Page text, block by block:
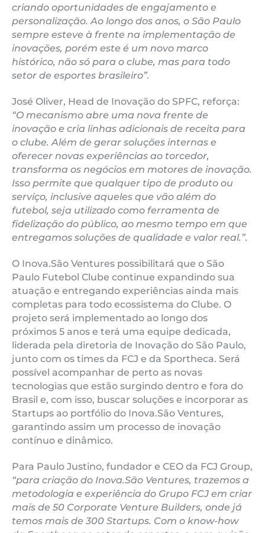
criando oportunidades de engajamento e
personalização. Ao longo dos anos, o São Paulo
sempre esteve à frente na implementação de
inovações, porém este é um novo marco
histórico, não só para o clube, mas para todo
setor de esportes brasileiro”.
José Oliver, Head de Inovação do SPFC, reforça:
“O mecanismo abre uma nova frente de
inovação e cria linhas adicionais de receita para
o clube. Além de gerar soluções internas e
oferecer novas experiências ao torcedor,
transforma os negócios em motores de inovação.
Isso permite que qualquer tipo de produto ou
serviço, inclusive aqueles que vão além do
futebol, seja utilizado como ferramenta de
fidelização do público, ao mesmo tempo em que
entregamos soluções de qualidade e valor real.”.
O Inova.São Ventures possibilitará que o São
Paulo Futebol Clube continue expandindo sua
atuação e entregando experiências ainda mais
completas para todo ecossistema do Clube. O
projeto será implementado ao longo dos
próximos 5 anos e terá uma equipe dedicada,
liderada pela diretoria de Inovação do São Paulo,
junto com os times da FCJ e da Sportheca. Será
possível acompanhar de perto as novas
tecnologias que estão surgindo dentro e fora do
Brasil e, com isso, buscar soluções e incorporar as
Startups ao portfólio do Inova.São Ventures,
garantindo assim um processo de inovação
contínuo e dinâmico.
Para Paulo Justino, fundador e CEO da FCJ Group,
“para criação do Inova.São Ventures, trazemos a
metodologia e experiência do Grupo FCJ em criar
mais de 50 Corporate Venture Builders, onde já
temos mais de 300 Startups. Com o know-how